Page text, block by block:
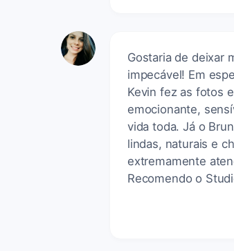
Gostaria de deixar
impecável! Em
Kevin fez as fotos
emocionante,
vida toda. Já o
lindas, naturais e
extremamente
Recomendo o